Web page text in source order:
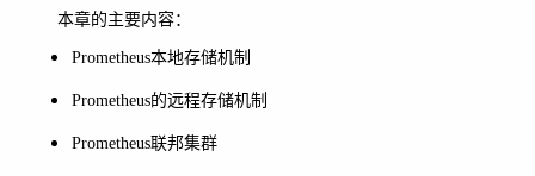
本章的主要内容：
Prometheus本地存储机制
Prometheus的远程存储机制
Prometheus联邦集群